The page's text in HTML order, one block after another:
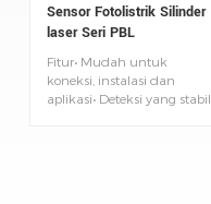
Sensor Fotolistrik Silinder
laser Seri PBL
Fitur• Mudah untuk
koneksi, instalasi dan
aplikasi• Deteksi yang stabil